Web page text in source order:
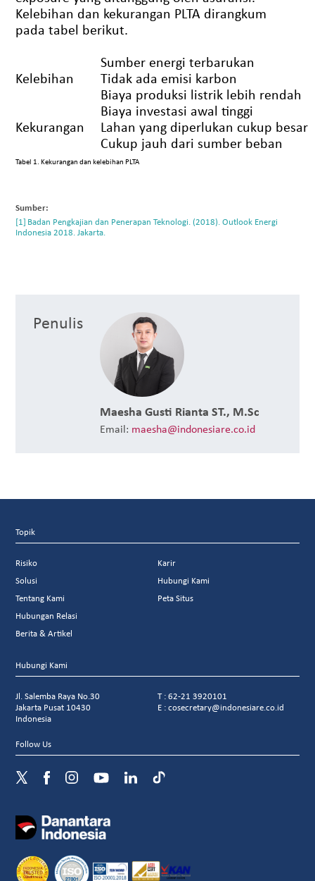
Kelebihan dan kekurangan PLTA dirangkum
pada tabel berikut.
Kelebihan
Sumber energi terbarukan
Tidak ada emisi karbon
Biaya produksi listrik lebih rendah
Kekurangan
Biaya investasi awal tinggi
Lahan yang diperlukan cukup besar
Cukup jauh dari sumber beban
Tabel 1. Kekurangan dan kelebihan PLTA
Sumber:
Badan Pengkajian dan Penerapan Teknologi. (2018). Outlook Energi
Indonesia 2018. Jakarta.
Penulis
Maesha Gusti Rianta ST., M.Sc
Email: maesha@indonesiare.co.id
Topik
Risiko
Solusi
Tentang Kami
Hubungan Relasi
Berita & Artikel
Karir
Hubungi Kami
Peta Situs
Hubungi Kami
Jl. Salemba Raya No.30
Jakarta Pusat 10430
Indonesia
T : 62-21 3920101
E : cosecretary@indonesiare.co.id
Follow Us